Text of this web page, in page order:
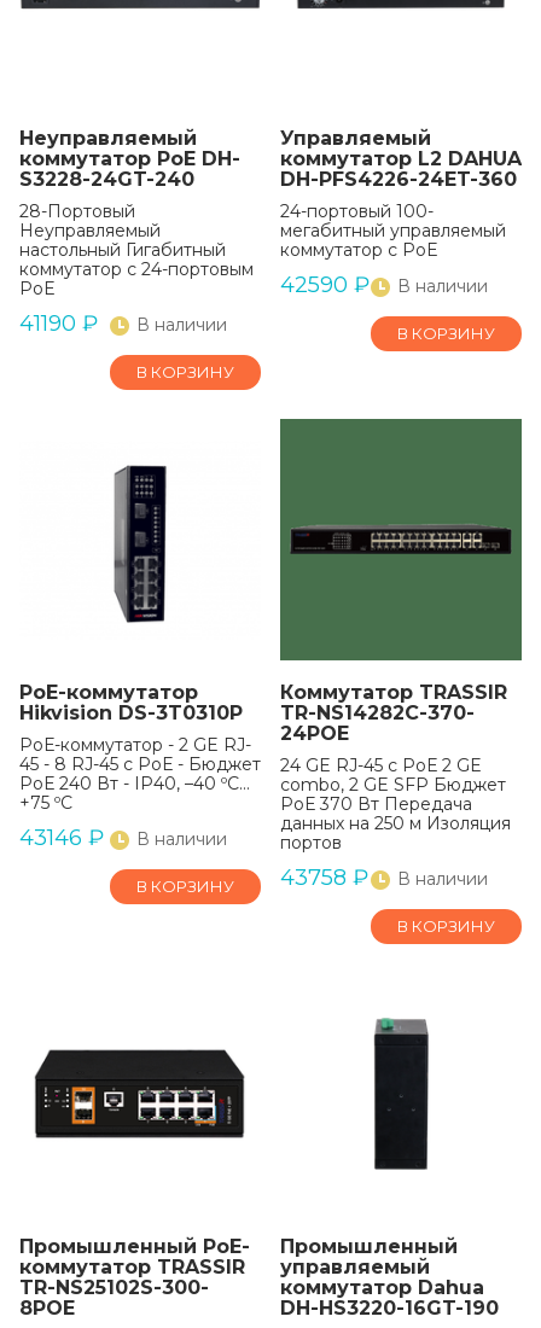
Неуправляемый
коммутатор PoE DH-
S3228-24GT-240
28-Портовый
Неуправляемый
настольный Гигабитный
коммутатор с 24-портовым
PoE
41190 ₽ В наличии
В КОРЗИНУ
Управляемый
коммутатор L2 DAHUA
DH-PFS4226-24ET-360
24-портовый 100-
мегабитный управляемый
коммутатор с PoE
42590 ₽ В наличии
В КОРЗИНУ
РоЕ-коммутатор
Hikvision DS-3T0310P
РоЕ-коммутатор - 2 GE RJ-
45 - 8 RJ-45 с РоЕ - Бюджет
РоЕ 240 Вт - IP40, –40 ºC...
+75 ºC
43146 ₽ В наличии
В КОРЗИНУ
Коммутатор TRASSIR
TR-NS14282С-370-
24POE
24 GE RJ-45 с РоЕ 2 GE
combo, 2 GE SFP Бюджет
РоЕ 370 Вт Передача
данных на 250 м Изоляция
портов
43758 ₽ В наличии
В КОРЗИНУ
Промышленный РоЕ-
коммутатор TRASSIR
TR-NS25102S-300-
8POE
Промышленный
управляемый
коммутатор Dahua
DH-HS3220-16GT-190